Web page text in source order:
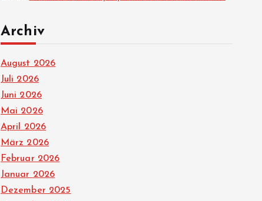
Archiv
August 2026
Juli 2026
Juni 2026
Mai 2026
April 2026
März 2026
Februar 2026
Januar 2026
Dezember 2025